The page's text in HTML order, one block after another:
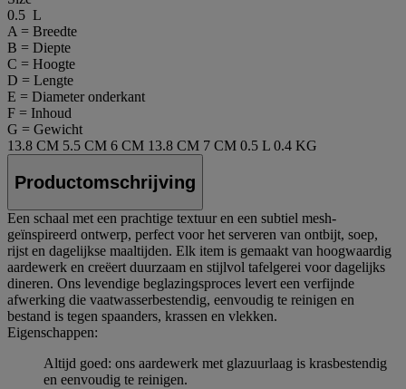
0.5 L
A = Breedte
B = Diepte
C = Hoogte
D = Lengte
E = Diameter onderkant
F = Inhoud
G = Gewicht
13.8 CM 5.5 CM 6 CM 13.8 CM 7 CM 0.5 L 0.4 KG
Productomschrijving
Een schaal met een prachtige textuur en een subtiel mesh-
geïnspireerd ontwerp, perfect voor het serveren van ontbijt, soep,
rijst en dagelijkse maaltijden. Elk item is gemaakt van hoogwaardig
aardewerk en creëert duurzaam en stijlvol tafelgerei voor dagelijks
dineren. Ons levendige beglazingsproces levert een verfijnde
afwerking die vaatwasserbestendig, eenvoudig te reinigen en
bestand is tegen spaanders, krassen en vlekken.
Eigenschappen:
Altijd goed: ons aardewerk met glazuurlaag is krasbestendig
en eenvoudig te reinigen.